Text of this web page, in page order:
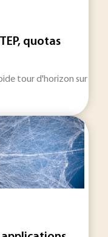
quotas
tour d'horizon sur les